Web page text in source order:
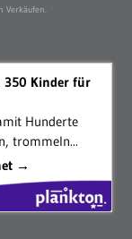
Verkäufen.
350 Kinder für
Hunderte
trommeln...
→